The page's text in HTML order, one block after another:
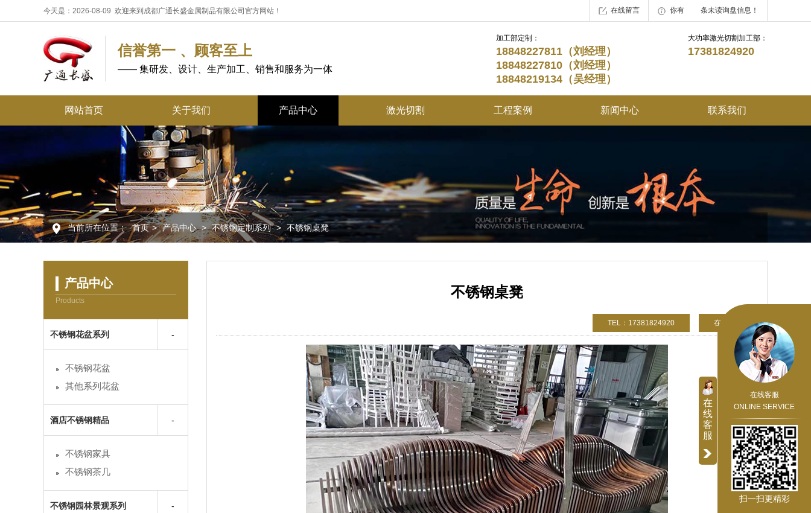
在
线
客
服
在线客服
ONLINE SERVICE
扫一扫更精彩
今天是：2026-08-09 欢迎来到成都广通长盛金属制品有限公司官方网站！ 你有 条未读询盘信息！
在线留言
信誉第一 、顾客至上
—— 集研发、设计、生产加工、销售和服务为一体
加工部定制：
18848227811（刘经理）
18848227810（刘经理）
18848219134（吴经理）
大功率激光切割加工部：
17381824920
网站首页 关于我们 产品中心
酒店不锈钢精品
不锈钢花盆系列
激光切割 工程案例 新闻中心 联系我们
当前所在位置： 首页 > 产品中心 > 不锈钢定制系列 > 不锈钢桌凳
产品中心
Products
不锈钢花盆系列
不锈钢花盆
其他系列花盆
酒店不锈钢精品
不锈钢家具
不锈钢茶几
不锈钢园林景观系列
不锈钢桌凳
在线咨询
TEL：17381824920